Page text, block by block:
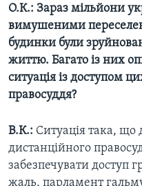
О.К.: Зараз мільйони
вимушеними
будинки були
життю. Багато із них
ситуація із доступом
правосуддя?
В.К.: Ситуація така, що
дистанційного
забезпечувати доступ
жаль, парламент